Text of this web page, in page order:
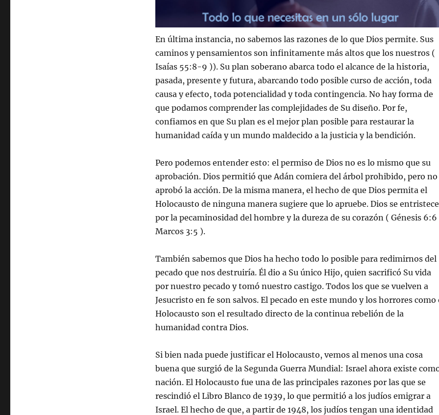
En última instancia, no sabemos las razones de lo que Dios permite. Sus
caminos y pensamientos son infinitamente más altos que los nuestros (
Isaías 55:8-9 )). Su plan soberano abarca todo el alcance de la historia,
pasada, presente y futura, abarcando todo posible curso de acción, toda
causa y efecto, toda potencialidad y toda contingencia. No hay forma de
que podamos comprender las complejidades de Su diseño. Por fe,
confiamos en que Su plan es el mejor plan posible para restaurar la
humanidad caída y un mundo maldecido a la justicia y la bendición.
Pero podemos entender esto: el permiso de Dios no es lo mismo que su
aprobación. Dios permitió que Adán comiera del árbol prohibido, pero no
aprobó la acción. De la misma manera, el hecho de que Dios permita el
Holocausto de ninguna manera sugiere que lo apruebe. Dios se entristece
por la pecaminosidad del hombre y la dureza de su corazón ( Génesis 6:6
Marcos 3:5 ).
También sabemos que Dios ha hecho todo lo posible para redimirnos del
pecado que nos destruiría. Él dio a Su único Hijo, quien sacrificó Su vida
por nuestro pecado y tomó nuestro castigo. Todos los que se vuelven a
Jesucristo en fe son salvos. El pecado en este mundo y los horrores como
Holocausto son el resultado directo de la continua rebelión de la
humanidad contra Dios.
Si bien nada puede justificar el Holocausto, vemos al menos una cosa
buena que surgió de la Segunda Guerra Mundial: Israel ahora existe
nación. El Holocausto fue una de las principales razones por las que se
rescindió el Libro Blanco de 1939, lo que permitió a los judíos emigrar a
Israel. El hecho de que, a partir de 1948, los judíos tengan una identidad